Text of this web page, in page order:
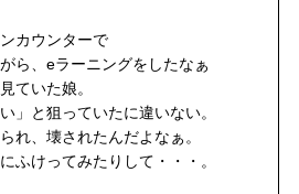
カウンターで
ら、eラーニングをしたなぁ
ていた娘。
」と狙っていたに違いない。
れ、壊されたんだよなぁ。
ふけってみたりして・・・。